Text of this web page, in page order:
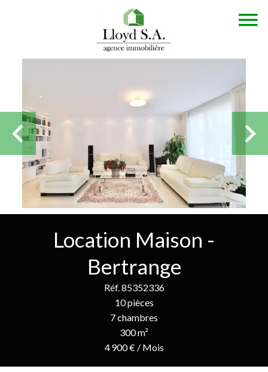
Location Maison -
Bertrange
Réf. 85352336
10 pièces
7 chambres
300 m²
4 900 € / Mois